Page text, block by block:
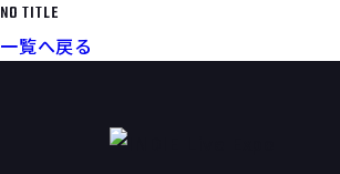
NO TITLE
一覧へ戻る